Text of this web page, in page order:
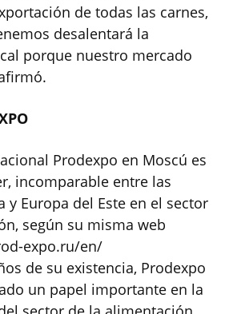
de todas las carnes,
desalentará la
porque nuestro mercado
Prodexpo en Moscú es
incomparable entre las
y Europa del Este en el sector
según su misma web
expo.ru/en/
de su existencia, Prodexpo
un papel importante en la